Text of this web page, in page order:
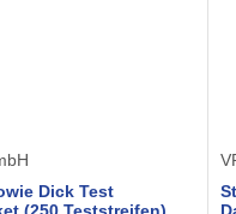
Dick Test